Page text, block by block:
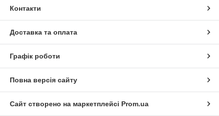
Контакти
Доставка та оплата
Графік роботи
Повна версія сайту
Сайт створено на маркетплейсі Prom.ua